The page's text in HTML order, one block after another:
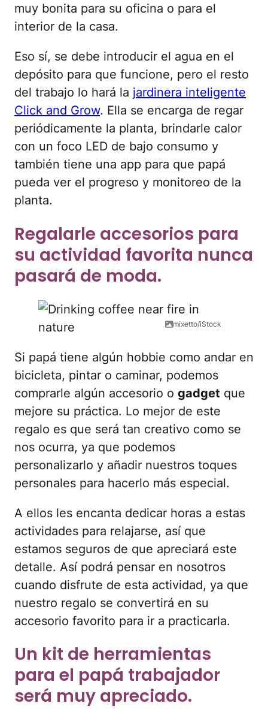
muy bonita para su oficina o para el
interior de la casa.
Eso sí, se debe introducir el agua en el
depósito para que funcione, pero el resto
del trabajo lo hará la jardinera inteligente
Click and Grow. Ella se encarga de regar
periódicamente la planta, brindarle calor
con un foco LED de bajo consumo y
también tiene una app para que papá
pueda ver el progreso y monitoreo de la
planta.
Regalarle accesorios para
su actividad favorita nunca
pasará de moda.
mixetto/iStock
Si papá tiene algún hobbie como andar en
bicicleta, pintar o caminar, podemos
comprarle algún accesorio o gadget que
mejore su práctica. Lo mejor de este
regalo es que será tan creativo como se
nos ocurra, ya que podemos
personalizarlo y añadir nuestros toques
personales para hacerlo más especial.
A ellos les encanta dedicar horas a estas
actividades para relajarse, así que
estamos seguros de que apreciará este
detalle. Así podrá pensar en nosotros
cuando disfrute de esta actividad, ya que
nuestro regalo se convertirá en su
accesorio favorito para ir a practicarla.
Un kit de herramientas
para el papá trabajador
será muy apreciado.